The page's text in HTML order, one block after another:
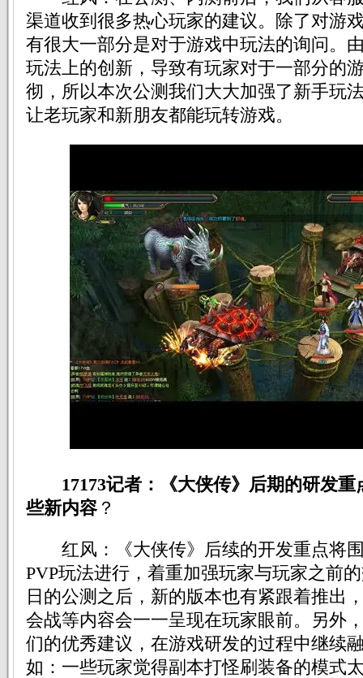
渠道收到很多热心玩家的建议。除了对游
有很大一部分是对于游戏中玩法的询问。
玩法上的创新，导致有玩家对于一部分的
彻，所以本次公测我们大大加强了新手玩
让老玩家和新朋友都能玩转游戏。
17173记者：《大侠传》后期的研发
些新内容？
红风：《大侠传》后续的开发重点将围
PVP玩法进行，着重加强玩家与玩家之前
日的公测之后，新的版本也有紧跟着推出
会战等内容会一一呈现在玩家眼前。另外
们的优秀建议，在游戏研发的过程中继续
如：一些玩家觉得副本打怪刷装备的模式